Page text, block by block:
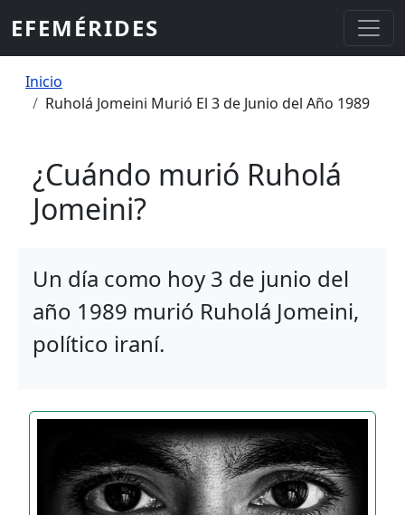
EFEMÉRIDES
Sobrescribir enlaces de ayuda a la
Inicio
Ruholá Jomeini Murió El 3 de Junio del Año 1989
¿Cuándo murió Ruholá
Jomeini?
Un día como hoy 3 de junio del
año 1989 murió Ruholá Jomeini,
político iraní.